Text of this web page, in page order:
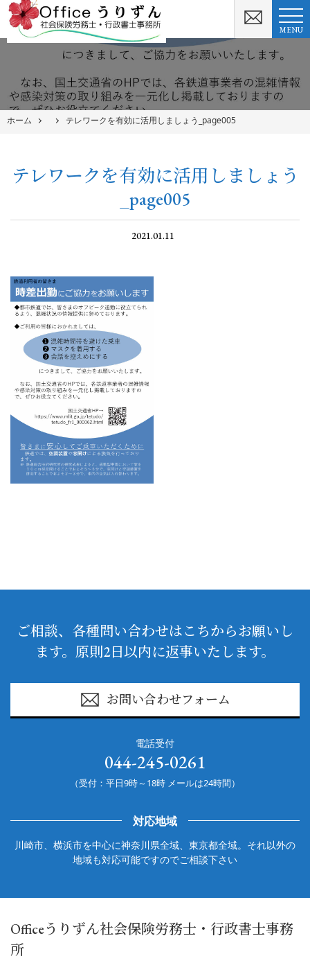
MENU
ホーム テレワークを有効に活用しましょう_page005
テレワークを有効に活用しましょう
_page005
2021.01.11
ご相談、各種問い合わせはこちからお願いし
ます。原則2日以内に返事いたします。
お問い合わせフォーム
電話受付
044-245-0261
（受付：平日9時～18時 メールは24時間）
対応地域
川崎市、横浜市を中心に神奈川県全域、東京都全域。それ以外の
地域も対応可能ですのでご相談下さい
Officeうりずん社会保険労務士・行政書士事務
所